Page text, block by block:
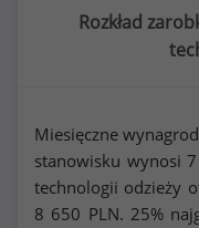
Rozkład
Miesięczne
stanowisku wynosi
technologii odzieży
8 650 PLN. 25%